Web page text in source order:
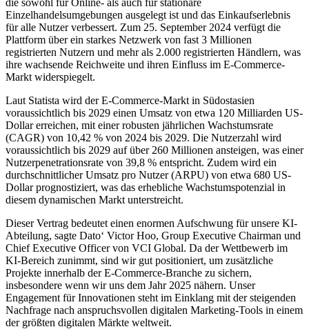
Einzelhandelsumgebungen ausgelegt ist und das Einkaufserlebnis
für alle Nutzer verbessert. Zum 25. September 2024 verfügt die
Plattform über ein starkes Netzwerk von fast 3 Millionen
registrierten Nutzern und mehr als 2.000 registrierten Händlern, was
ihre wachsende Reichweite und ihren Einfluss im E-Commerce-
Markt widerspiegelt.
Laut Statista wird der E-Commerce-Markt in Südostasien
voraussichtlich bis 2029 einen Umsatz von etwa 120 Milliarden US-
Dollar erreichen, mit einer robusten jährlichen Wachstumsrate
(CAGR) von 10,42 % von 2024 bis 2029. Die Nutzerzahl wird
voraussichtlich bis 2029 auf über 260 Millionen ansteigen, was einer
Nutzerpenetrationsrate von 39,8 % entspricht. Zudem wird ein
durchschnittlicher Umsatz pro Nutzer (ARPU) von etwa 680 US-
Dollar prognostiziert, was das erhebliche Wachstumspotenzial in
diesem dynamischen Markt unterstreicht.
Dieser Vertrag bedeutet einen enormen Aufschwung für unsere KI-
Abteilung, sagte Dato‘ Victor Hoo, Group Executive Chairman und
Chief Executive Officer von VCI Global. Da der Wettbewerb im
KI-Bereich zunimmt, sind wir gut positioniert, um zusätzliche
Projekte innerhalb der E-Commerce-Branche zu sichern,
insbesondere wenn wir uns dem Jahr 2025 nähern. Unser
Engagement für Innovationen steht im Einklang mit der steigenden
Nachfrage nach anspruchsvollen digitalen Marketing-Tools in einem
der größten digitalen Märkte weltweit.